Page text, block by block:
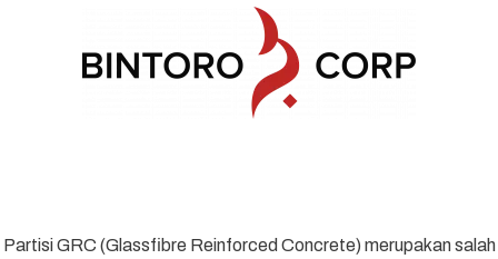
Partisi GRC (Glassfibre Reinforced Concrete) merupakan salah